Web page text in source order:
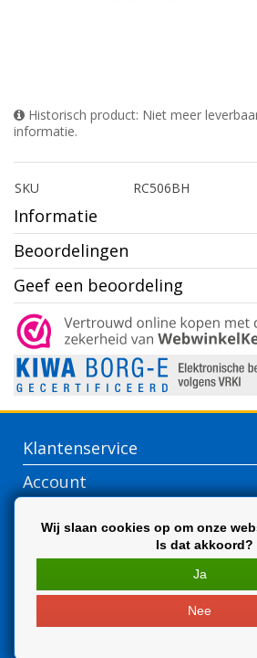
Historisch product: Niet meer
informatie.
SKU RC506BH
Informatie
Beoordelingen
Geef een beoordeling
Klantenservice
Account
Wij slaan cookies op om onze
Is dat akkoord?
Ja
Nee